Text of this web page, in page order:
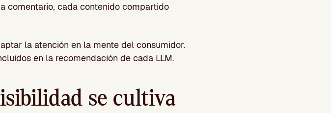
comentario, cada contenido compartido
la atención en la mente del consumidor.
en la recomendación de cada LLM.
se cultiva